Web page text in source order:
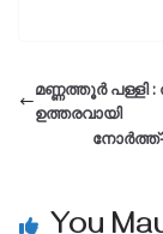
മണ്ണത്തൂര്‍ പള്ളി
ഉത്തരവായി